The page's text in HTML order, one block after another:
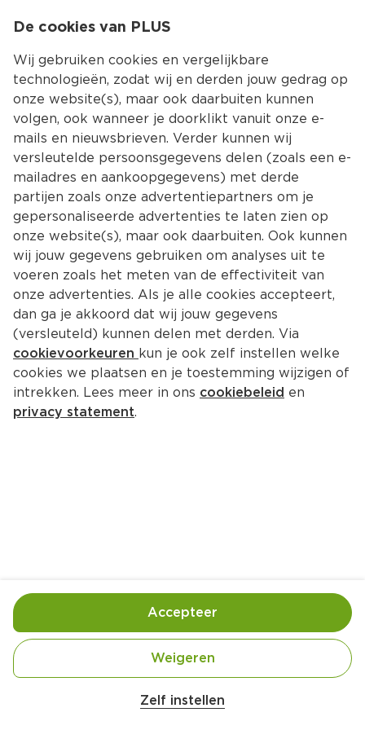
Kies jouw
Terug Producten
Natrue Barista 0% oat
Per Pak 1000 ml
Handige informatie over dit product
Dense micro foam
Creamy texture
Belangrijke veiligheidswaarschuwing
De cookies van PLUS
Wij gebruiken cookies en vergelijkbare
technologieën, zodat wij en derden jouw gedrag op
onze website(s), maar ook daarbuiten kunnen
volgen, ook wanneer je doorklikt vanuit onze e-
mails en nieuwsbrieven. Verder kunnen wij
versleutelde persoonsgegevens delen (zoals een e-
mailadres en aankoopgegevens) met derde
partijen zoals onze advertentiepartners om je
gepersonaliseerde advertenties te laten zien op
onze website(s), maar ook daarbuiten. Ook kunnen
wij jouw gegevens gebruiken om analyses uit te
voeren zoals het meten van de effectiviteit van
onze advertenties. Als je alle cookies accepteert,
dan ga je akkoord dat wij jouw gegevens
(versleuteld) kunnen delen met derden. Via
cookievoorkeuren kun je ook zelf instellen welke
cookies we plaatsen en je toestemming wijzigen of
intrekken. Lees meer in ons cookiebeleid en
privacy statement.
Zelf instellen
Weigeren
Accepteer